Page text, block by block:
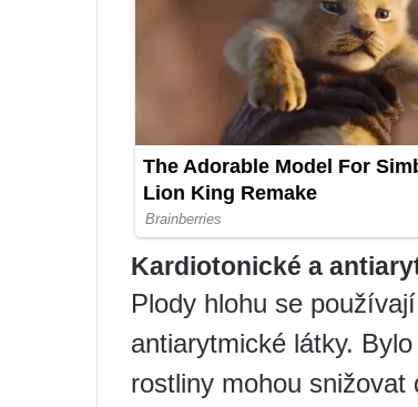
Kardiotonické a
Plody hlohu se
antiarytmické látky.
rostliny mohou